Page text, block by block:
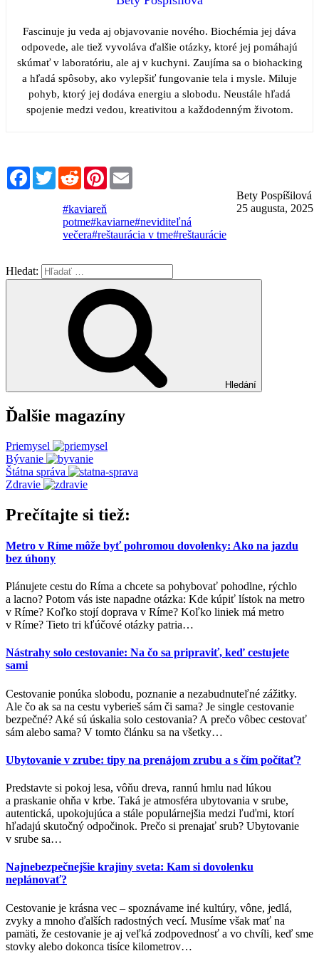
Fascinuje ju veda aj objavovanie nového. Biochémia jej dáva
odpovede, ale tiež vyvoláva ďalšie otázky, ktoré jej pomáhajú
skúmať v laboratóriu, ale aj v kuchyni. Zaujíma sa o biohacking
a hľadá spôsoby, ako vylepšiť fungovanie tela i mysle. Miluje
pohyb, ktorý jej dodáva energiu a slobodu. Neustále hľadá
spojenie medzi vedou, kreativitou a každodenným životom.
FacebookTwitterRedditPinterest
Bety Pospíšilová
25 augusta, 2025
#kaviareň
potme#kaviarne#neviditeľná
večera#reštaurácia v tme#reštaurácie
Hledat:
Hledání
Ďalšie magazíny
Priemysel
Bývanie
Štátna správa
Zdravie
Prečítajte si tiež:
Metro v Ríme môže byť pohromou dovolenky: Ako na jazdu
bez úhony
Plánujete cestu do Ríma a chcete sa pohybovať pohodlne, rýchlo
a lacno? Potom vás iste napadne otázka: Kde kúpiť lístok na metro
v Ríme? Koľko stojí doprava v Ríme? Koľko liniek má metro
v Ríme? Tieto tri kľúčové otázky patria…
Nástrahy solo cestovanie: Na čo sa pripraviť, keď cestujete
sami
Cestovanie ponúka slobodu, poznanie a nezabudnuteľné zážitky.
Ale čo ak sa na cestu vyberieš sám či sama? Je single cestovanie
bezpečné? Aké sú úskalia solo cestovania? A prečo vôbec cestovať
sám alebo sama? V tomto článku sa na všetky…
Ubytovanie v zrube: tipy na prenájom zrubu a s čím počítať?
Predstavte si pokoj lesa, vôňu dreva, rannú hmlu nad lúkou
a praskanie ohňa v krbe. Taká je atmosféra ubytovania v srube,
autentická, upokojujúca a stále populárnejšia medzi ľuďmi, ktorí
hľadajú skutočný odpočinok. Prečo si prenajať srub? Ubytovanie
v srube sa…
Najnebezpečnejšie krajiny sveta: Kam si dovolenku
neplánovať?
Cestovanie je krásna vec – spoznávame iné kultúry, vône, jedlá,
zvyky a mnoho ďalších radostných vecí. Musíme však mať na
pamäti, že cestovanie je aj veľká zodpovednosť a vo chvíli, keď sme
stovky alebo dokonca tisíce kilometrov…